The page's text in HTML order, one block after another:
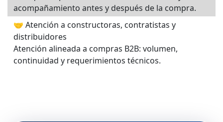
acompañamiento antes y después de la compra.
🤝 Atención a constructoras, contratistas y
distribuidores
Atención alineada a compras B2B: volumen,
continuidad y requerimientos técnicos.